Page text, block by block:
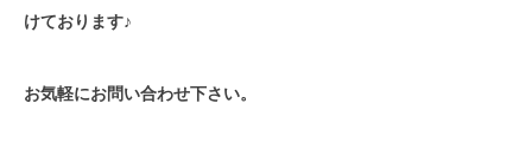
けております♪
お気軽にお問い合わせ下さい。